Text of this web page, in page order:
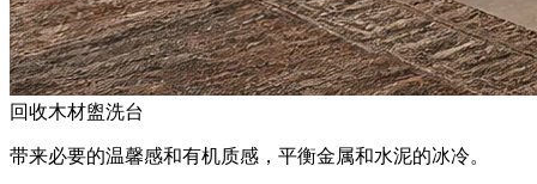
回收木材盥洗台
带来必要的温馨感和有机质感，平衡金属和水泥的冰冷。